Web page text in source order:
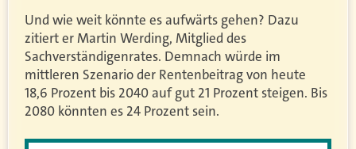
Und wie weit könnte es aufwärts gehen? Dazu
zitiert er Martin Werding, Mitglied des
Sachverständigenrates. Demnach würde im
mittleren Szenario der Rentenbeitrag von heute
18,6 Prozent bis 2040 auf gut 21 Prozent steigen. Bis
2080 könnten es 24 Prozent sein.